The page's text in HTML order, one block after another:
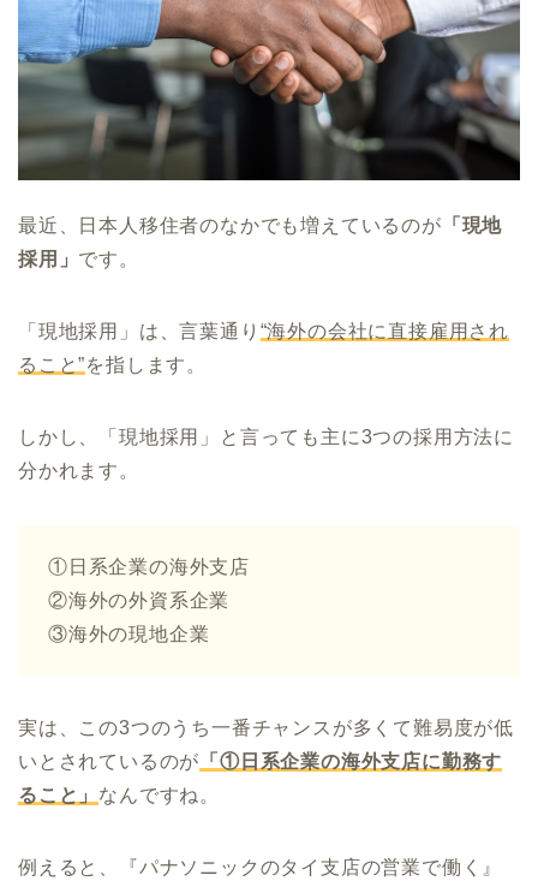
最近、日本人移住者のなかでも増えているのが 「現地
採用」 です。
「現地採用」は、言葉通り “海外の会社に直接雇用され
ること”を指します。
しかし、「現地採用」と言っても主に3つの採用方法に
分かれます。
①日系企業の海外支店
②海外の外資系企業
③海外の現地企業
実は、この3つのうち一番チャンスが多くて難易度が低
いとされているのが 「①日系企業の海外支店に勤務す
ること」 なんですね。
例えると、『パナソニックのタイ支店の営業で働く』